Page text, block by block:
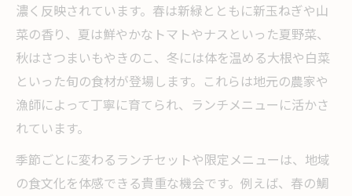
濃く反映されています。春は新緑とともに新玉ねぎや山
菜の香り、夏は鮮やかなトマトやナスといった夏野菜、
秋はさつまいもやきのこ、冬には体を温める大根や白菜
といった旬の食材が登場します。これらは地元の農家や
漁師によって丁寧に育てられ、ランチメニューに活かさ
れています。
季節ごとに変わるランチセットや限定メニューは、地域
の食文化を体感できる貴重な機会です。例えば、春の鯛